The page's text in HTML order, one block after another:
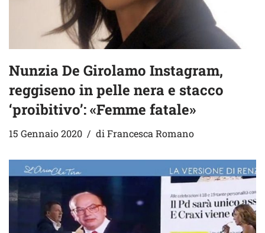
Nunzia De Girolamo Instagram,
reggiseno in pelle nera e stacco
‘proibitivo’: «Femme fatale»
15 Gennaio 2020 di Francesca Romano